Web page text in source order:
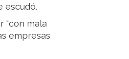
escudó.
“con mala
empresas